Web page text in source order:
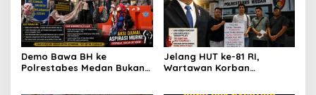
Demo Bawa BH ke
Polrestabes Medan Bukan
Jelang HUT ke-81 RI,
Wartawan Korban